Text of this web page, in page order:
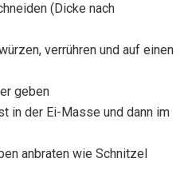
(Dicke nach
verrühren und auf einen
geben
in der Ei-Masse und dann im
anbraten wie Schnitzel